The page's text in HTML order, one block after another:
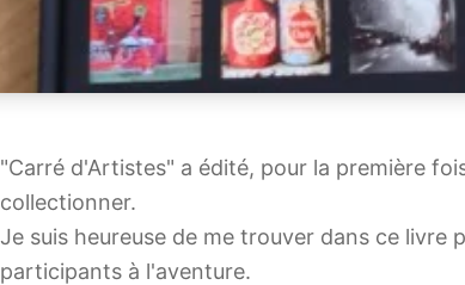
"Carré d'Artistes" a édité, pour la première
collectionner.
Je suis heureuse de me trouver dans ce livre
participants à l'aventure.